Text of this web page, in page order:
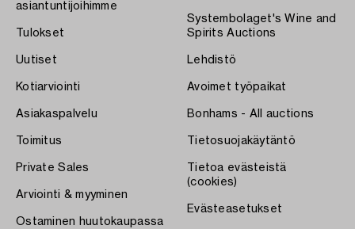
asiantuntijoihimme
Tulokset
Uutiset
Kotiarviointi
Asiakaspalvelu
Toimitus
Private Sales
Arviointi & myyminen
Ostaminen huutokaupassa
Systembolaget's Wine and
Spirits Auctions
Lehdistö
Avoimet työpaikat
Bonhams - All auctions
Tietosuojakäytäntö
Tietoa evästeistä
(cookies)
Evästeasetukset